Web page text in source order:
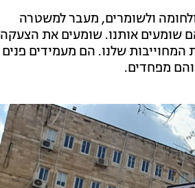
ולשומרים, מעבר למשטרה
שומעים אותנו. שומעים את הצעקה
שלנו. הם מעמידים פנים
מפחדים.